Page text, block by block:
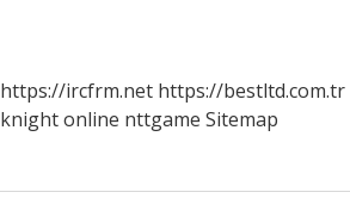
Değildir
https://ircfrm.net https://bestltd.com.tr
knight online nttgame Sitemap